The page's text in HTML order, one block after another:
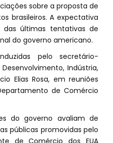
sobre a proposta de
brasileiros. A expectativa
últimas tentativas de
do governo americano.
pelo secretário-
Indústria,
Elias Rosa, em reuniões
de Comércio
do governo avaliam de
públicas promovidas pelo
de Comércio dos EUA